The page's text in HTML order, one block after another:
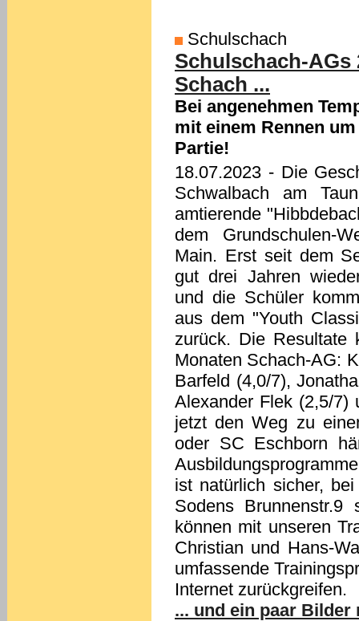
Schulschach
Schulschach-AGs
Schach ...
Bei angenehmen
mit einem Rennen
Partie!
18.07.2023 - Die
Schwalbach am
amtierende
dem Grundschulen-
Main. Erst seit dem
gut drei Jahren
und die Schüler
aus dem "Youth
zurück. Die Resultate
Monaten Schach-AG:
Barfeld (4,0/7),
Alexander Flek (2,5/7)
jetzt den Weg zu
oder SC Eschborn
ist natürlich sicher,
Sodens
können mit unseren
Christian und Hans-
umfassende
Internet zurückgreifen.
... und ein paar Bilder